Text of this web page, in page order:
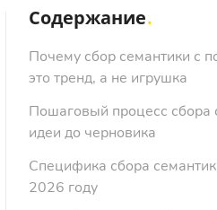
Содержание
Почему сбор семантики с
это тренд, а не игрушка
Пошаговый процесс сбора
идеи до черновика
Специфика сбора
2026 году